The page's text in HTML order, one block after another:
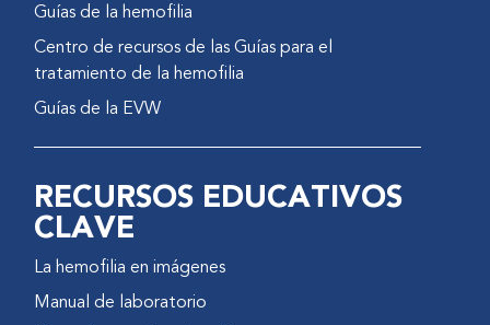
Guías de la hemofilia
Centro de recursos de las Guías para el
tratamiento de la hemofilia
Guías de la EVW
RECURSOS EDUCATIVOS
CLAVE
La hemofilia en imágenes
Manual de laboratorio